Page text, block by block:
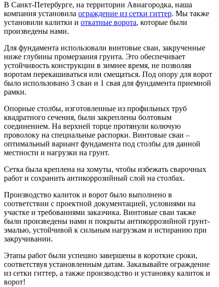
В Санкт-Петербурге, на территории Авиагородка, наша
компания установила ограждение из сетки гиттер. Мы также
установили калитки и откатные ворота, которые были
произведены нами.
Для фундамента использовали винтовые сваи, закрученные
ниже глубины промерзания грунта. Это обеспечивает
устойчивость конструкции в зимнее время, не позволяя
воротам перекашиваться или смещаться. Под опору для ворот
было использовано 3 сваи и 1 свая для фундамента приемной
рамки.
Опорные столбы, изготовленные из профильных труб
квадратного сечения, были закреплены болтовым
соединением. На верхней торце протянули колючую
проволоку на специальные распорки. Винтовые сваи –
оптимальный вариант фундамента под столбы для данной
местности и нагрузки на грунт.
Сетка была креплена на хомуты, чтобы избежать сварочных
работ и сохранить антикоррозийный слой на столбах.
Производство калиток и ворот было выполнено в
соответствии с проектной документацией, условиями на
участке и требованиями заказчика. Винтовые сваи также
были произведены нами и покрыты антикоррозийной грунт-
эмалью, устойчивой к сильным нагрузкам и истиранию при
закручивании.
Этапы работ были успешно завершены в короткие сроки,
соответствуя установленным датам. Заказывайте ограждение
из сетки гиттер, а также производство и установку калиток и
ворот!